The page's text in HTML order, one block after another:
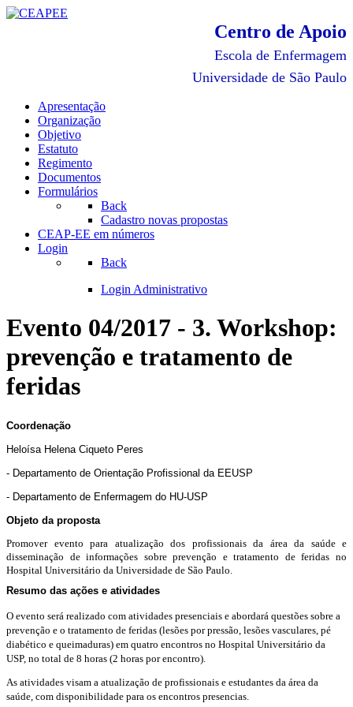
Centro de Apoio
Escola de Enfermagem
Universidade de São Paulo
Apresentação
Organização
Objetivo
Estatuto
Regimento
Documentos
Formulários
Back
Cadastro novas propostas
CEAP-EE em números
Login
Back
Login Administrativo
Evento 04/2017 - 3. Workshop:
prevenção e tratamento de
feridas
Coordenação
Heloísa Helena Ciqueto Peres
- Departamento de Orientação Profissional da EEUSP
- Departamento de Enfermagem do HU-USP
Objeto da proposta
Promover evento para atualização dos profissionais da área da saúde e
disseminação de informações sobre prevenção e tratamento de feridas no
Hospital Universitário da Universidade de São Paulo.
Resumo das ações e atividades
O evento será realizado com atividades presenciais e abordará questões sobre a
prevenção e o tratamento de feridas (lesões por pressão, lesões vasculares, pé
diabético e queimaduras) em quatro encontros no Hospital Universitário da
USP, no total de 8 horas (2 horas por encontro).
As atividades visam a atualização de profissionais e estudantes da área da
saúde, com disponibilidade para os encontros presencias.